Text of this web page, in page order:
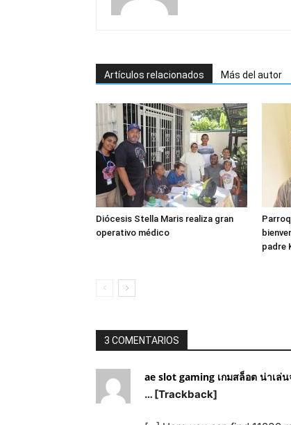
Artículos relacionados Más del autor
Diócesis Stella Maris realiza gran
operativo médico
padre
3 COMENTARIOS
ae slot gaming เกมสล็อต น่าเล่น
… [Trackback]